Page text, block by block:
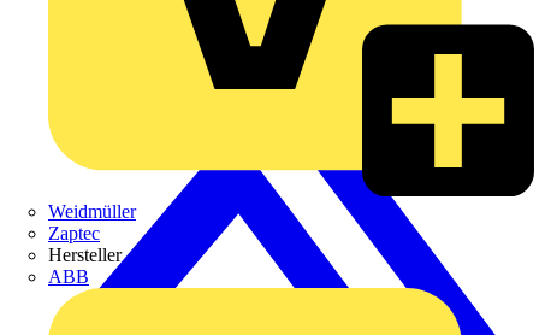
Weidmüller
Zaptec
Hersteller
ABB